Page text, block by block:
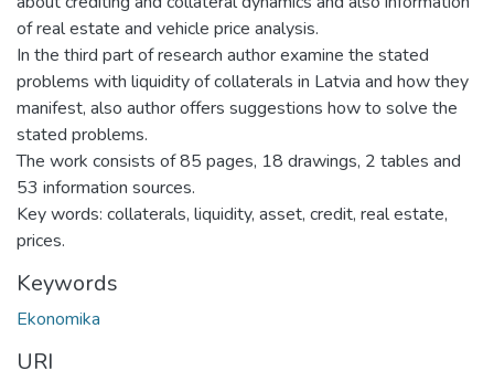
of real estate and vehicle price analysis.
In the third part of research author examine the stated
problems with liquidity of collaterals in Latvia and how they
manifest, also author offers suggestions how to solve the
stated problems.
The work consists of 85 pages, 18 drawings, 2 tables and
53 information sources.
Key words: collaterals, liquidity, asset, credit, real estate,
prices.
Keywords
Ekonomika
URI